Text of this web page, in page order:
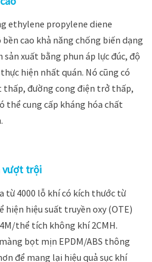
ethylene propylene diene
cao khả năng chống biến dạng
xuất bằng phun áp lực đúc, độ
hiện nhất quán. Nó cũng có
thấp, đường cong điện trở thấp,
thể cung cấp kháng hóa chất
vượt trội
4000 lỗ khí có kích thước từ
hiệu suất truyền oxy (OTE)
thể tích không khí 2CMH.
bọt mịn EPDM/ABS thông
để mang lại hiệu quả sục khí